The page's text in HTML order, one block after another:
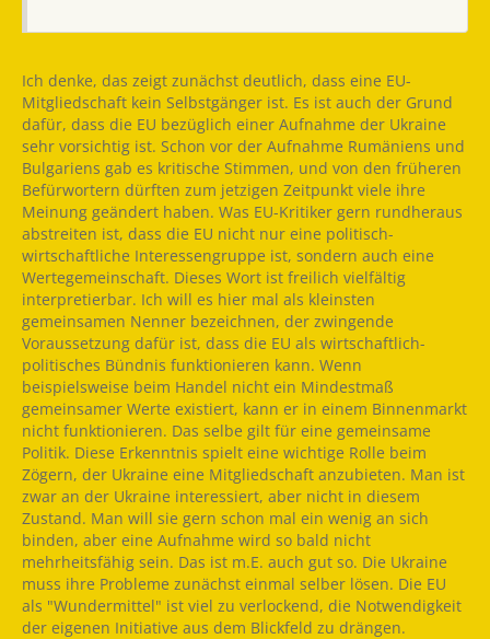
Ich denke, das zeigt zunächst deutlich, dass eine EU-
Mitgliedschaft kein Selbstgänger ist. Es ist auch der Grund
dafür, dass die EU bezüglich einer Aufnahme der Ukraine
sehr vorsichtig ist. Schon vor der Aufnahme Rumäniens und
Bulgariens gab es kritische Stimmen, und von den früheren
Befürwortern dürften zum jetzigen Zeitpunkt viele ihre
Meinung geändert haben. Was EU-Kritiker gern rundheraus
abstreiten ist, dass die EU nicht nur eine politisch-
wirtschaftliche Interessengruppe ist, sondern auch eine
Wertegemeinschaft. Dieses Wort ist freilich vielfältig
interpretierbar. Ich will es hier mal als kleinsten
gemeinsamen Nenner bezeichnen, der zwingende
Voraussetzung dafür ist, dass die EU als wirtschaftlich-
politisches Bündnis funktionieren kann. Wenn
beispielsweise beim Handel nicht ein Mindestmaß
gemeinsamer Werte existiert, kann er in einem Binnenmarkt
nicht funktionieren. Das selbe gilt für eine gemeinsame
Politik. Diese Erkenntnis spielt eine wichtige Rolle beim
Zögern, der Ukraine eine Mitgliedschaft anzubieten. Man ist
zwar an der Ukraine interessiert, aber nicht in diesem
Zustand. Man will sie gern schon mal ein wenig an sich
binden, aber eine Aufnahme wird so bald nicht
mehrheitsfähig sein. Das ist m.E. auch gut so. Die Ukraine
muss ihre Probleme zunächst einmal selber lösen. Die EU
als "Wundermittel" ist viel zu verlockend, die Notwendigkeit
der eigenen Initiative aus dem Blickfeld zu drängen.